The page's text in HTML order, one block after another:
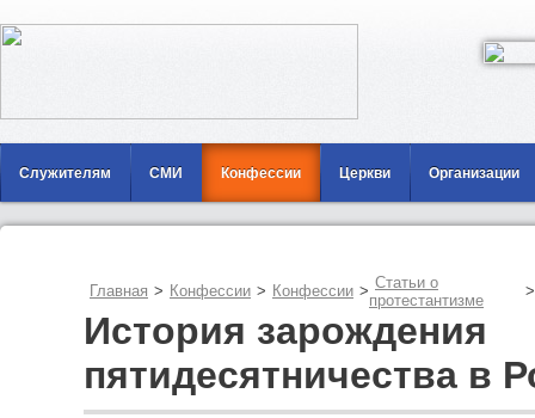
Служителям СМИ Конфессии Церкви Организации
Главная > Конфессии > Конфессии > Статьи о
протестантизме
>
История зарождения
пятидесятничества в